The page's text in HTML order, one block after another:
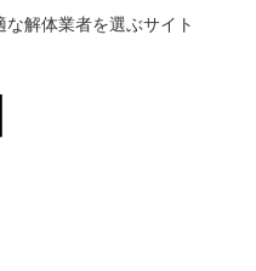
解体業者を選ぶサイト